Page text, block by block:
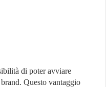
di poter avviare
Questo vantaggio